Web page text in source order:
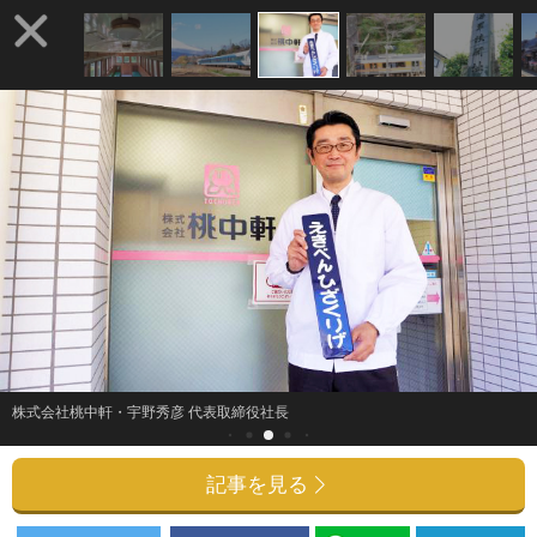
株式会社桃中軒・宇野秀彦 代表取締役社長
記事を見る